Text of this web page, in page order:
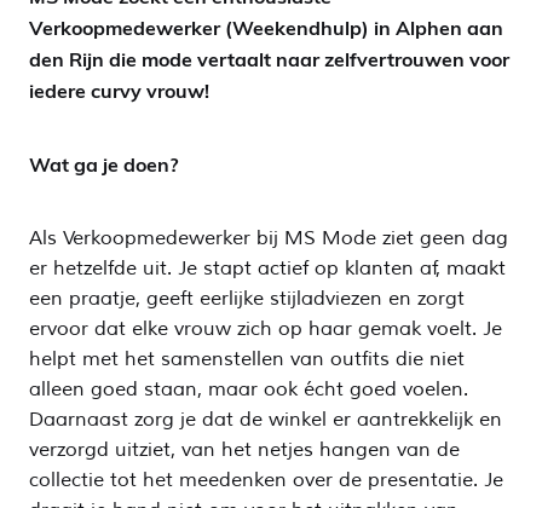
Verkoopmedewerker (Weekendhulp) in Alphen aan
den Rijn die mode vertaalt naar zelfvertrouwen voor
iedere curvy vrouw!
Wat ga je doen?
Als Verkoopmedewerker bij MS Mode ziet geen dag
er hetzelfde uit. Je stapt actief op klanten af, maakt
een praatje, geeft eerlijke stijladviezen en zorgt
ervoor dat elke vrouw zich op haar gemak voelt. Je
helpt met het samenstellen van outfits die niet
alleen goed staan, maar ook écht goed voelen.
Daarnaast zorg je dat de winkel er aantrekkelijk en
verzorgd uitziet, van het netjes hangen van de
collectie tot het meedenken over de presentatie. Je